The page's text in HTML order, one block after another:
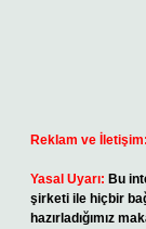
Reklam ve İletişim:
Yasal Uyarı: Bu
şirketi ile hiçbir
hazırladığımız